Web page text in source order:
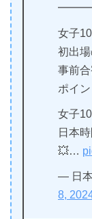
女子
初出
事前合
ポイ
女子
日本
💥…
— 日
8,